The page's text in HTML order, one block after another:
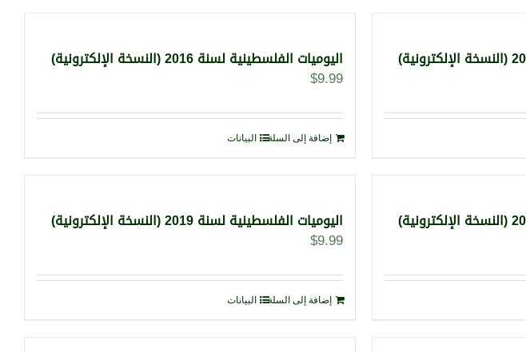
اليوميات الفلسطينية لسنة 2016 (النسخة الإلكترونية)
$9.99
إضافة إلى السلة البيانات
اليوميات الفلسطينية لسنة 2019 (النسخة الإلكترونية)
$9.99
إضافة إلى السلة البيانات